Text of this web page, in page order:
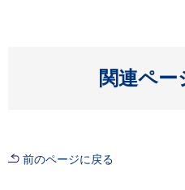
関連ペー
前のページに戻る